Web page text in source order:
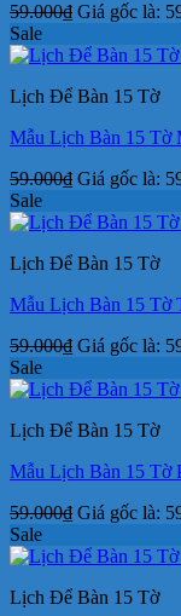
59.000₫ Giá gốc là:
Sale
Lịch Để Bàn 15 Tờ
Mẫu Lịch Bàn 15 Tờ
59.000₫ Giá gốc là:
Sale
Lịch Để Bàn 15 Tờ
Mẫu Lịch Bàn 15 Tờ
59.000₫ Giá gốc là:
Sale
Lịch Để Bàn 15 Tờ
Mẫu Lịch Bàn 15 Tờ
59.000₫ Giá gốc là:
Sale
Lịch Để Bàn 15 Tờ